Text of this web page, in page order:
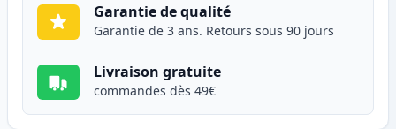
Garantie de qualité
Garantie de 3 ans. Retours sous 90 jours
Livraison gratuite
commandes dès 49€